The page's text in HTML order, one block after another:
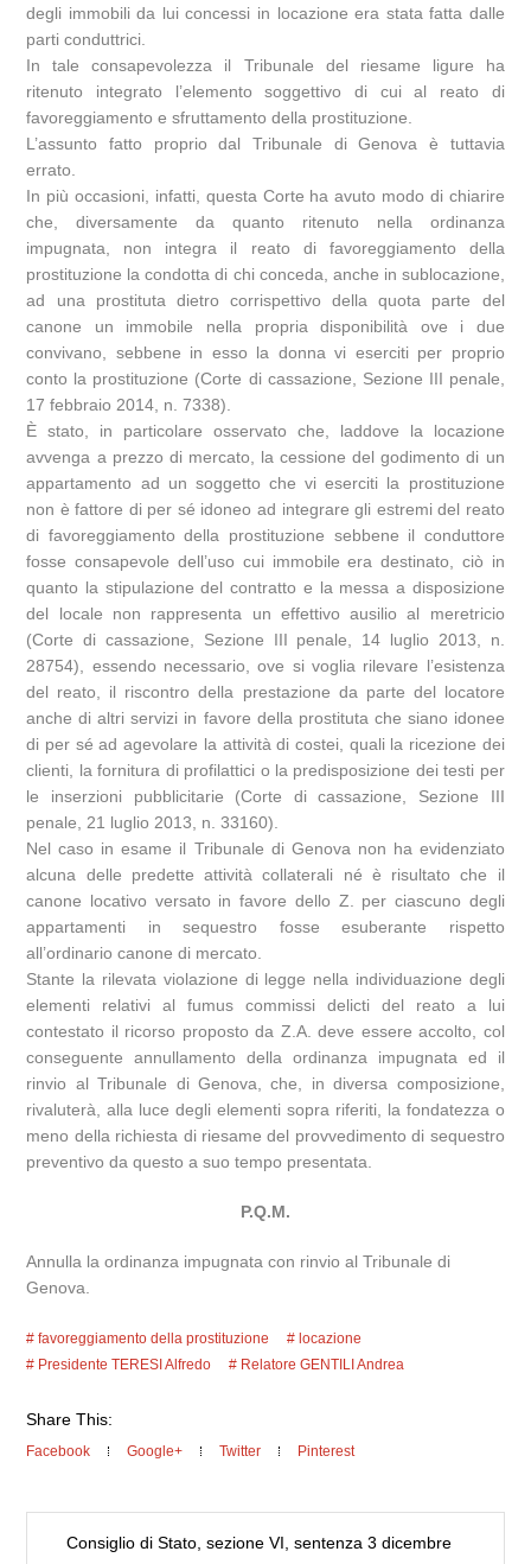
degli immobili da lui concessi in locazione era stata fatta dalle
parti conduttrici.
In tale consapevolezza il Tribunale del riesame ligure ha
ritenuto integrato l’elemento soggettivo di cui al reato di
favoreggiamento e sfruttamento della prostituzione.
L’assunto fatto proprio dal Tribunale di Genova è tuttavia
errato.
In più occasioni, infatti, questa Corte ha avuto modo di chiarire
che, diversamente da quanto ritenuto nella ordinanza
impugnata, non integra il reato di favoreggiamento della
prostituzione la condotta di chi conceda, anche in sublocazione,
ad una prostituta dietro corrispettivo della quota parte del
canone un immobile nella propria disponibilità ove i due
convivano, sebbene in esso la donna vi eserciti per proprio
conto la prostituzione (Corte di cassazione, Sezione III penale,
17 febbraio 2014, n. 7338).
È stato, in particolare osservato che, laddove la locazione
avvenga a prezzo di mercato, la cessione del godimento di un
appartamento ad un soggetto che vi eserciti la prostituzione
non è fattore di per sé idoneo ad integrare gli estremi del reato
di favoreggiamento della prostituzione sebbene il conduttore
fosse consapevole dell’uso cui immobile era destinato, ciò in
quanto la stipulazione del contratto e la messa a disposizione
del locale non rappresenta un effettivo ausilio al meretricio
(Corte di cassazione, Sezione III penale, 14 luglio 2013, n.
28754), essendo necessario, ove si voglia rilevare l’esistenza
del reato, il riscontro della prestazione da parte del locatore
anche di altri servizi in favore della prostituta che siano idonee
di per sé ad agevolare la attività di costei, quali la ricezione dei
clienti, la fornitura di profilattici o la predisposizione dei testi per
le inserzioni pubblicitarie (Corte di cassazione, Sezione III
penale, 21 luglio 2013, n. 33160).
Nel caso in esame il Tribunale di Genova non ha evidenziato
alcuna delle predette attività collaterali né è risultato che il
canone locativo versato in favore dello Z. per ciascuno degli
appartamenti in sequestro fosse esuberante rispetto
all’ordinario canone di mercato.
Stante la rilevata violazione di legge nella individuazione degli
elementi relativi al fumus commissi delicti del reato a lui
contestato il ricorso proposto da Z.A. deve essere accolto, col
conseguente annullamento della ordinanza impugnata ed il
rinvio al Tribunale di Genova, che, in diversa composizione,
rivaluterà, alla luce degli elementi sopra riferiti, la fondatezza o
meno della richiesta di riesame del provvedimento di sequestro
preventivo da questo a suo tempo presentata.
P.Q.M.
Annulla la ordinanza impugnata con rinvio al Tribunale di
Genova.
favoreggiamento della prostituzione
locazione
Presidente TERESI Alfredo
Relatore GENTILI Andrea
Share This:
Facebook Google+ Twitter Pinterest
Consiglio di Stato, sezione VI, sentenza 3 dicembre